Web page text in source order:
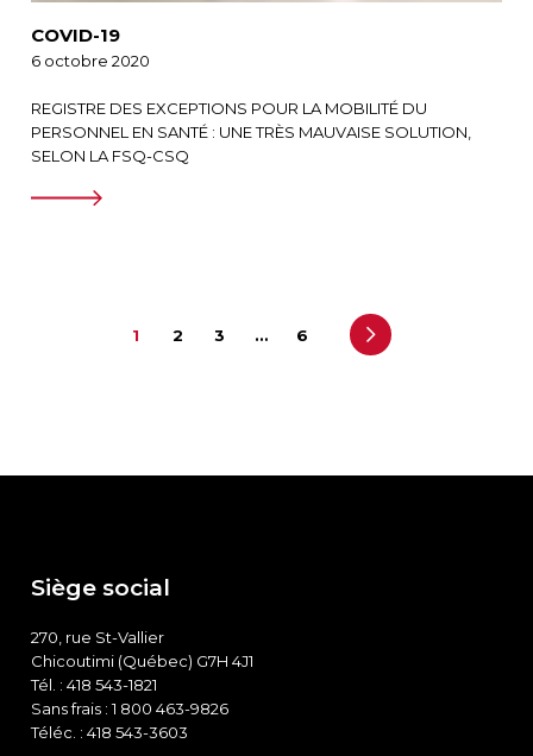
COVID-19
6 octobre 2020
REGISTRE DES EXCEPTIONS POUR LA MOBILITÉ DU
PERSONNEL EN SANTÉ : UNE TRÈS MAUVAISE SOLUTION,
SELON LA FSQ-CSQ
1 2 3 … 6
Siège social
270, rue St-Vallier
Chicoutimi (Québec) G7H 4J1
Tél. : 418 543-1821
Sans frais : 1 800 463-9826
Téléc. : 418 543-3603